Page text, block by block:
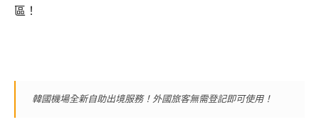
區！
韓國機場全新自助出境服務！外國旅客無需登記即可使用！